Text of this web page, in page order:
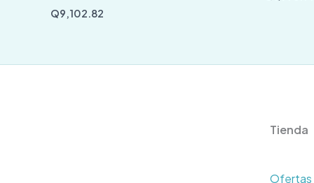
Q9,102.82
Tienda
Ofertas